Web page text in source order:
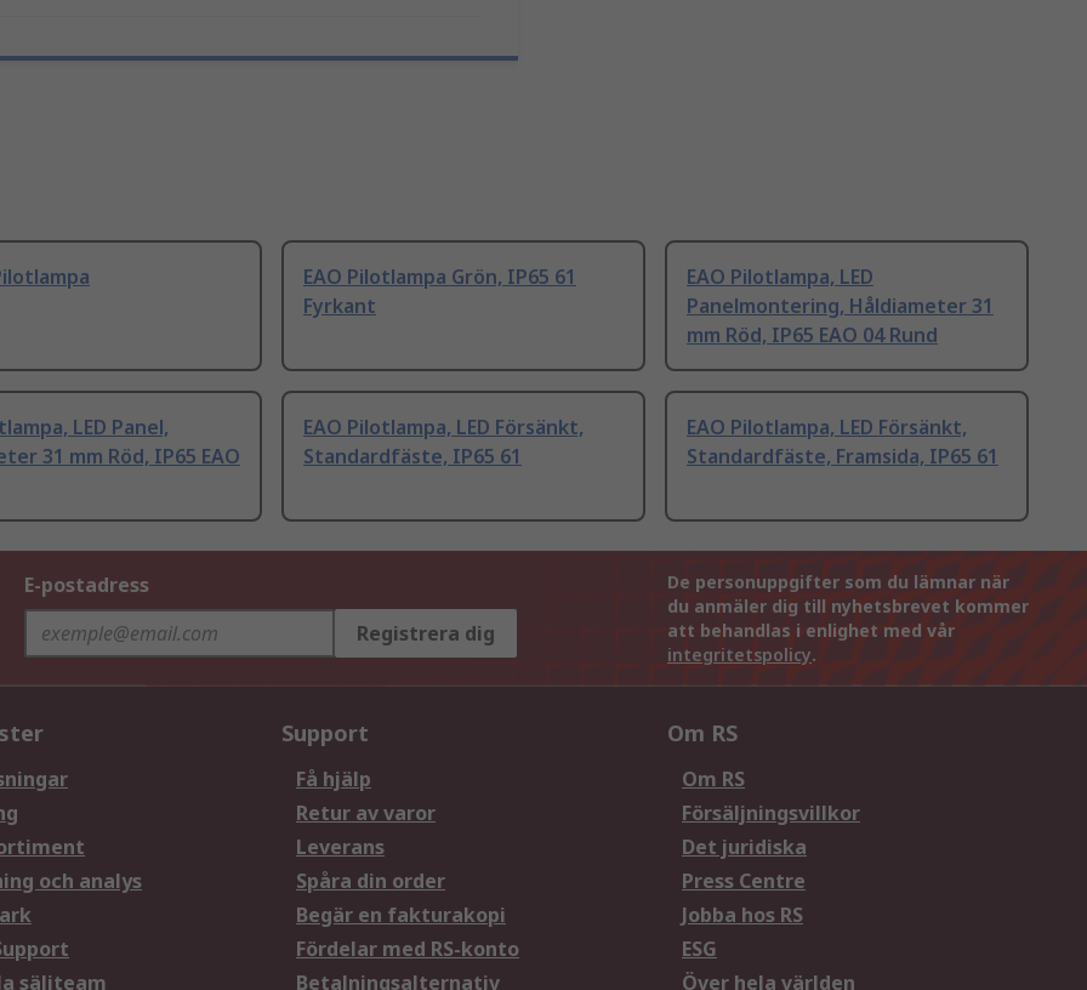
EAO Pilotlampa Grön, IP65 61
Fyrkant
EAO Pilotlampa, LED
Panelmontering, Håldiameter 31
mm Röd, IP65 EAO 04 Rund
LED Panel,
31 mm Röd, IP65 EAO
EAO Pilotlampa, LED Försänkt,
Standardfäste, IP65 61
EAO Pilotlampa, LED Försänkt,
Standardfäste, Framsida, IP65 61
E-postadress
Registrera dig
De personuppgifter som du lämnar när
du anmäler dig till nyhetsbrevet kommer
att behandlas i enlighet med vår
integritetspolicy.
och analys
säljteam
Support
Få hjälp
Retur av varor
Leverans
Spåra din order
Begär en fakturakopi
Fördelar med RS-konto
Betalningsalternativ
Om RS
Om RS
Försäljningsvillkor
Det juridiska
Press Centre
Jobba hos RS
ESG
Över hela världen